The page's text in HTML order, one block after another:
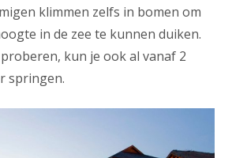
klimmen zelfs in bomen om
in de zee te kunnen duiken.
kun je ook al vanaf 2
springen.